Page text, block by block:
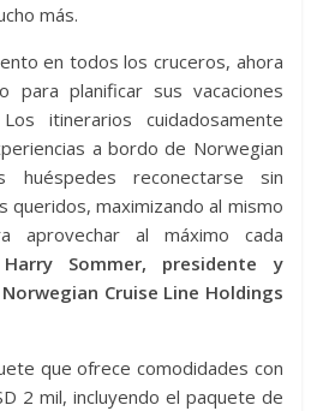
más.
en todos los cruceros, ahora
para planificar sus vacaciones
itinerarios cuidadosamente
a bordo de Norwegian
huéspedes reconectarse sin
queridos, maximizando al mismo
aprovechar al máximo cada
Harry Sommer, presidente y
Cruise Line Holdings
que ofrece comodidades con
2 mil, incluyendo el paquete de